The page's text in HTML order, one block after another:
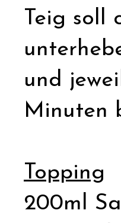
Teig soll
und
Minuten
Topping
200ml